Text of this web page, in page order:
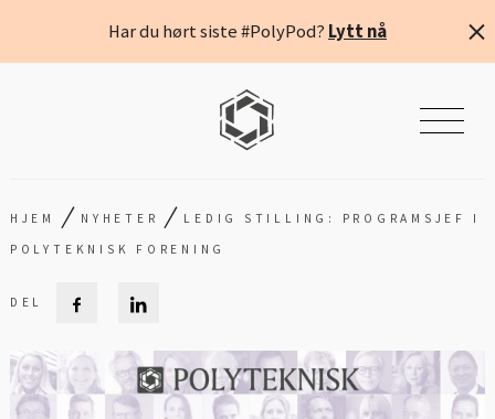
Har du hørt siste #PolyPod? Lytt nå
HJEM / NYHETER / LEDIG STILLING: PROGRAMSJEF I
POLYTEKNISK FORENING